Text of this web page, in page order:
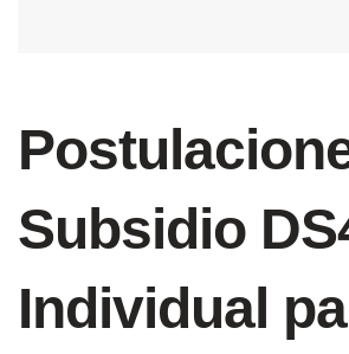
Subsidio
Individual